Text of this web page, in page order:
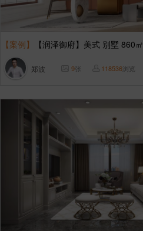
【案例】 【润泽御府】美式 别墅 860㎡
郑波 9张 118536浏览